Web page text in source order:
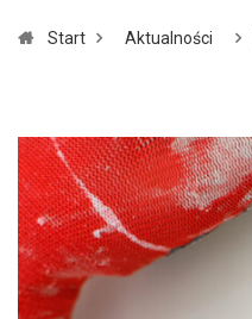
zoom_out
Pomniejsz
Start Aktualności